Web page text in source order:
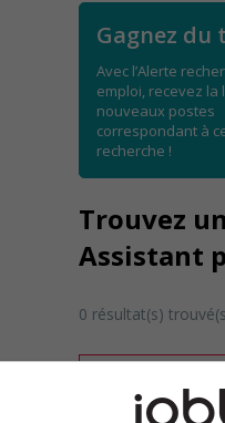
Gagnez du
Avec l’Alerte
emploi, recevez la
nouveaux postes
correspondant à
recherche !
Trouvez
Assistant
0 résultat(s)
Désolé,
Veuillez